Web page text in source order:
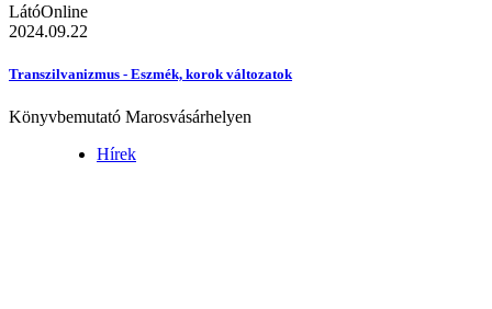
LátóOnline
2024.09.22
Transzilvanizmus - Eszmék, korok változatok
Könyvbemutató Marosvásárhelyen
Hírek